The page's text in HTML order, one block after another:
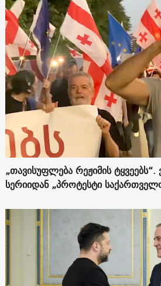
„თავისუფლება რეჟიმის
სერიიდან „პროტესტი